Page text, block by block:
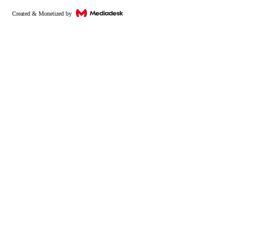
Created & Monetized by